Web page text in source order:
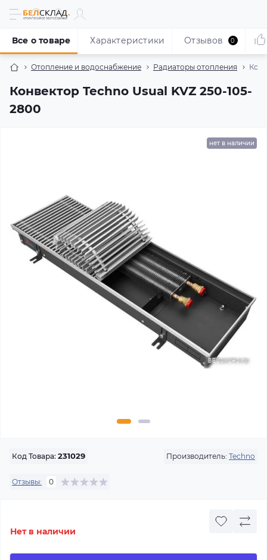
Отопление и водоснабжение Радиаторы отопления
Конвектор Techno Usual KVZ 250-105-
2800
Все о товаре Характеристики Отзывов 0
нет в наличии
Код Товара: 231029 Производитель: Techno
Отзывы: 0
Нет в наличии